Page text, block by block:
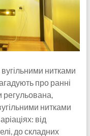
нитками
про ранні
регульована,
нитками
від
до складних